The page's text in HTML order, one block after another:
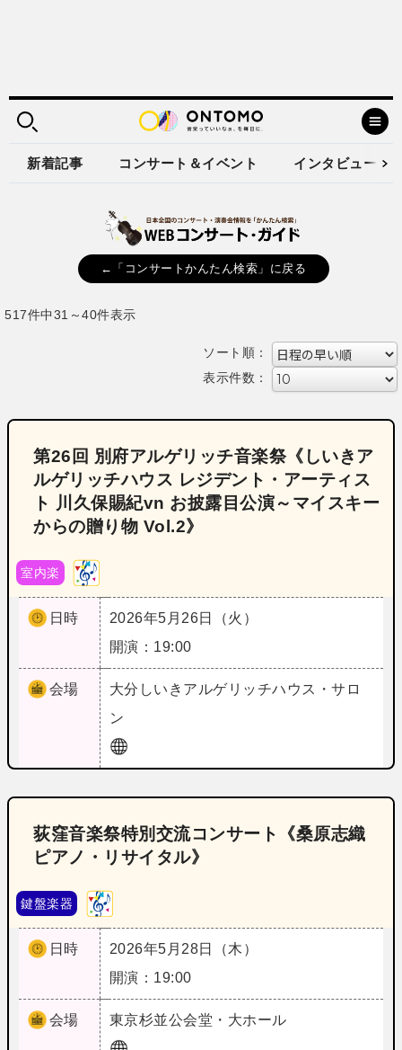
新着記事 コンサート＆イベント インタビュー
←「コンサートかんたん検索」に戻る
517件中31～40件表示
ソート順：
表示件数：
第26回 別府アルゲリッチ音楽祭《しいきア
ルゲリッチハウス レジデント・アーティス
ト 川久保賜紀vn お披露目公演～マイスキー
からの贈り物 Vol.2》
室内楽
日時
2026年5月26日（火）
開演：19:00
会場 大分 しいきアルゲリッチハウス・サロ
ン
荻窪音楽祭特別交流コンサート《桑原志織
ピアノ・リサイタル》
鍵盤楽器
日時
2026年5月28日（木）
開演：19:00
会場 東京杉並公会堂・大ホール